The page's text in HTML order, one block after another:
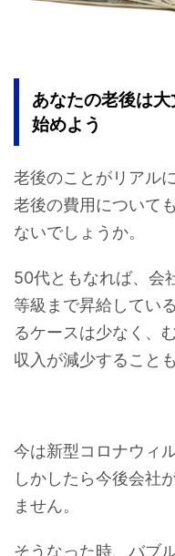
あなたの老後は
始めよう
老後のことがリアル
老後の費用について
ないでしょうか。
50代ともなれば、会
等級まで昇給してい
るケースは少なく、
収入が減少することも
今は新型コロナウィ
しかしたら今後会社
ません。
そうなった時、バブ